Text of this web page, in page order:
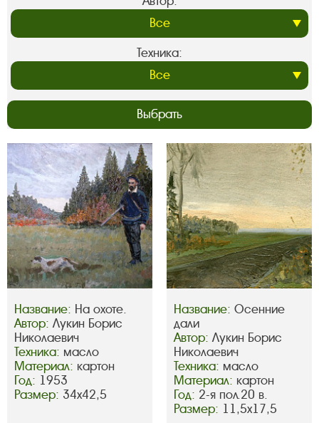
Техника:
Выбрать
Название: На охоте.
Автор: Лукин Борис
Николаевич
Техника: масло
Материал: картон
Год: 1953
Размер: 34х42,5
Название: Осенние
дали
Автор: Лукин Борис
Николаевич
Техника: масло
Материал: картон
Год: 2-я пол.20 в.
Размер: 11,5х17,5